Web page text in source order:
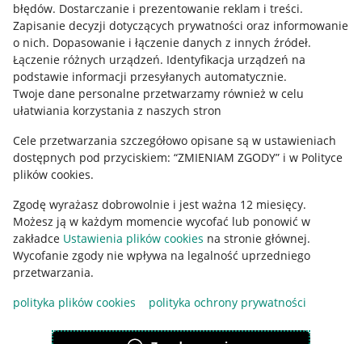
błędów. Dostarczanie i prezentowanie reklam i treści.
Zapisanie decyzji dotyczących prywatności oraz informowanie
o nich. Dopasowanie i łączenie danych z innych źródeł.
Łączenie różnych urządzeń. Identyfikacja urządzeń na
podstawie informacji przesyłanych automatycznie.
Twoje dane personalne przetwarzamy również w celu
ułatwiania korzystania z naszych stron
Cele przetwarzania szczegółowo opisane są w ustawieniach
dostępnych pod przyciskiem: “ZMIENIAM ZGODY” i w Polityce
plików cookies.
Zgodę wyrażasz dobrowolnie i jest ważna 12 miesięcy.
Możesz ją w każdym momencie wycofać lub ponowić w
zakładce Ustawienia plików cookies na stronie głównej.
Wycofanie zgody nie wpływa na legalność uprzedniego
przetwarzania.
polityka plików cookies
polityka ochrony prywatności
Informacje prawne
Regulamin
Polityka plików "cookies"
Ustawienia plików "cookies"
Udostępnianie lokalizacji
Informacje dla Aktu o Usługach Cyfrowych
Pobierz aplikację